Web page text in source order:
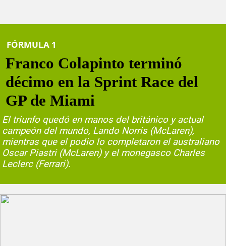
FÓRMULA 1
Franco Colapinto terminó
décimo en la Sprint Race del
GP de Miami
El triunfo quedó en manos del británico y actual
campeón del mundo, Lando Norris (McLaren),
mientras que el podio lo completaron el australiano
Oscar Piastri (McLaren) y el monegasco Charles
Leclerc (Ferrari).